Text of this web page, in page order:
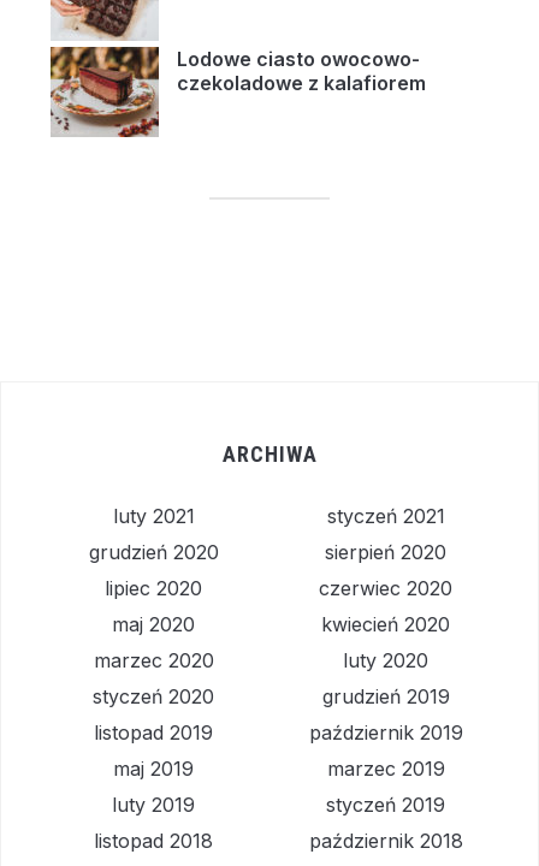
Lodowe ciasto owocowo-
czekoladowe z kalafiorem
ARCHIWA
luty 2021
styczeń 2021
grudzień 2020
sierpień 2020
lipiec 2020
czerwiec 2020
maj 2020
kwiecień 2020
marzec 2020
luty 2020
styczeń 2020
grudzień 2019
listopad 2019
październik 2019
maj 2019
marzec 2019
luty 2019
styczeń 2019
listopad 2018
październik 2018